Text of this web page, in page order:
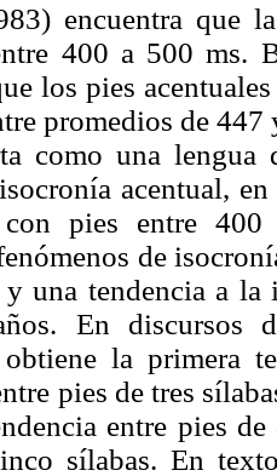
encuentra que
400 a 500 ms.
los pies
promedios de
como una
acentual,
con pies entre
de
y una tendencia a la
En discursos
obtiene la primera
pies de tres
entre pies
sílabas. En